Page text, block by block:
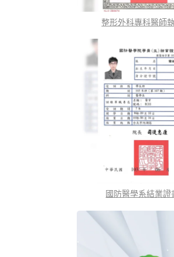
整形外科專科醫師
國防醫學系結業